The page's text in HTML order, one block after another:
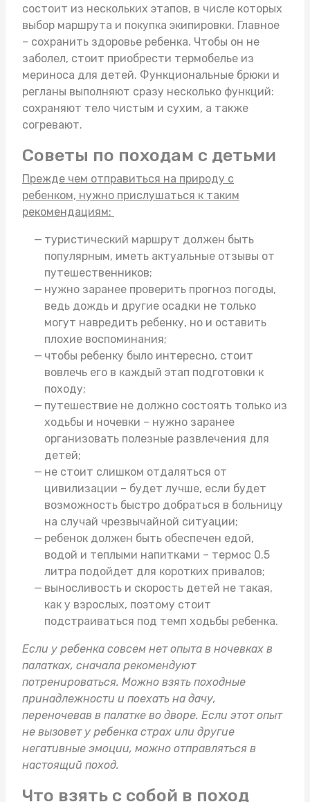
состоит из нескольких этапов, в числе которых
выбор маршрута и покупка экипировки. Главное
– сохранить здоровье ребенка. Чтобы он не
заболел, стоит приобрести термобелье из
мериноса для детей. Функциональные брюки и
регланы выполняют сразу несколько функций:
сохраняют тело чистым и сухим, а также
согревают.
Советы по походам с детьми
Прежде чем отправиться на природу с
ребенком, нужно прислушаться к таким
рекомендациям:
туристический маршрут должен быть
популярным, иметь актуальные отзывы от
путешественников;
нужно заранее проверить прогноз погоды,
ведь дождь и другие осадки не только
могут навредить ребенку, но и оставить
плохие воспоминания;
чтобы ребенку было интересно, стоит
вовлечь его в каждый этап подготовки к
походу;
путешествие не должно состоять только из
ходьбы и ночевки – нужно заранее
организовать полезные развлечения для
детей;
не стоит слишком отдаляться от
цивилизации – будет лучше, если будет
возможность быстро добраться в больницу
на случай чрезвычайной ситуации;
ребенок должен быть обеспечен едой,
водой и теплыми напитками – термос 0.5
литра подойдет для коротких привалов;
выносливость и скорость детей не такая,
как у взрослых, поэтому стоит
подстраиваться под темп ходьбы ребенка.
Если у ребенка совсем нет опыта в ночевках в
палатках, сначала рекомендуют
потренироваться. Можно взять походные
принадлежности и поехать на дачу,
переночевав в палатке во дворе. Если этот опыт
не вызовет у ребенка страх или другие
негативные эмоции, можно отправляться в
настоящий поход.
Что взять с собой в поход